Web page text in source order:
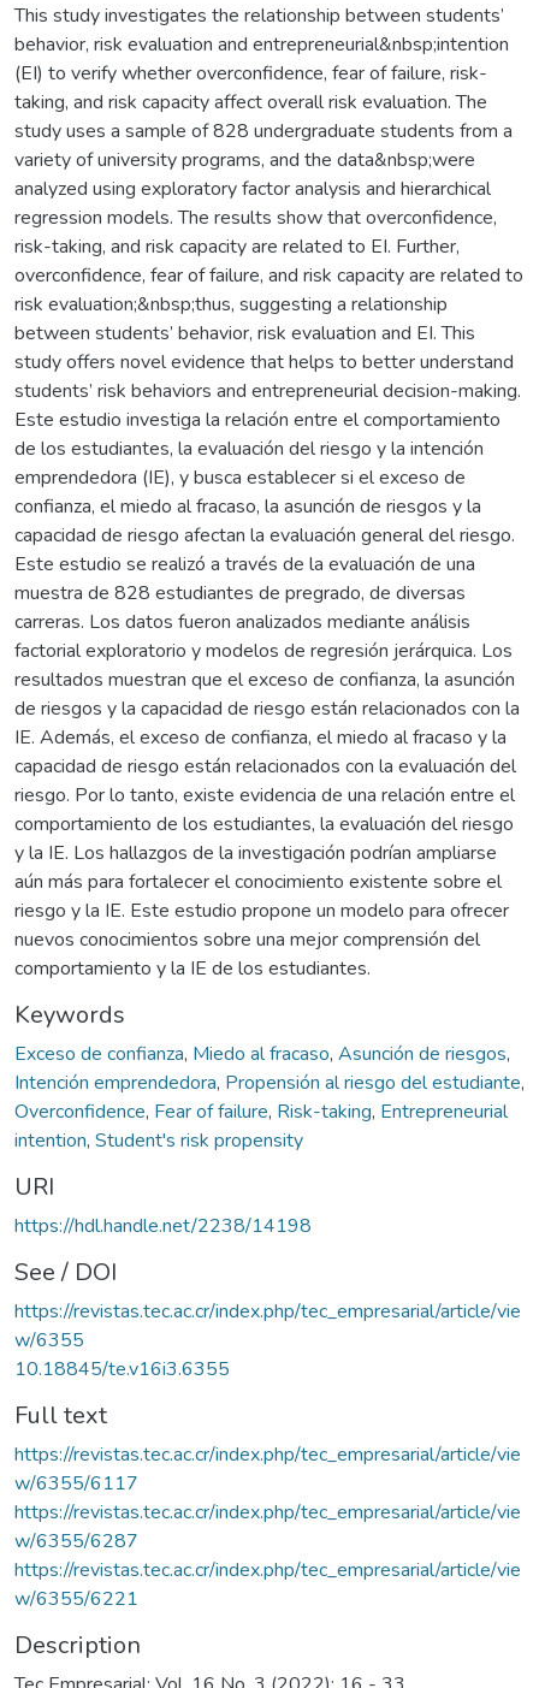
This study investigates the relationship between students’
behavior, risk evaluation and entrepreneurial&nbsp;intention
(EI) to verify whether overconfidence, fear of failure, risk-
taking, and risk capacity affect overall risk evaluation. The
study uses a sample of 828 undergraduate students from a
variety of university programs, and the data&nbsp;were
analyzed using exploratory factor analysis and hierarchical
regression models. The results show that overconfidence,
risk-taking, and risk capacity are related to EI. Further,
overconfidence, fear of failure, and risk capacity are related to
risk evaluation;&nbsp;thus, suggesting a relationship
between students’ behavior, risk evaluation and EI. This
study offers novel evidence that helps to better understand
students’ risk behaviors and entrepreneurial decision-making.
Este estudio investiga la relación entre el comportamiento
de los estudiantes, la evaluación del riesgo y la intención
emprendedora (IE), y busca establecer si el exceso de
confianza, el miedo al fracaso, la asunción de riesgos y la
capacidad de riesgo afectan la evaluación general del riesgo.
Este estudio se realizó a través de la evaluación de una
muestra de 828 estudiantes de pregrado, de diversas
carreras. Los datos fueron analizados mediante análisis
factorial exploratorio y modelos de regresión jerárquica. Los
resultados muestran que el exceso de confianza, la asunción
de riesgos y la capacidad de riesgo están relacionados con la
IE. Además, el exceso de confianza, el miedo al fracaso y la
capacidad de riesgo están relacionados con la evaluación del
riesgo. Por lo tanto, existe evidencia de una relación entre el
comportamiento de los estudiantes, la evaluación del riesgo
y la IE. Los hallazgos de la investigación podrían ampliarse
aún más para fortalecer el conocimiento existente sobre el
riesgo y la IE. Este estudio propone un modelo para ofrecer
nuevos conocimientos sobre una mejor comprensión del
comportamiento y la IE de los estudiantes.
Keywords
Exceso de confianza, Miedo al fracaso, Asunción de riesgos,
Intención emprendedora, Propensión al riesgo del estudiante,
Overconfidence, Fear of failure, Risk-taking, Entrepreneurial
intention, Student's risk propensity
URI
https://hdl.handle.net/2238/14198
See / DOI
https://revistas.tec.ac.cr/index.php/tec_empresarial/article/vie
w/6355
10.18845/te.v16i3.6355
Full text
https://revistas.tec.ac.cr/index.php/tec_empresarial/article/vie
w/6355/6117
https://revistas.tec.ac.cr/index.php/tec_empresarial/article/vie
w/6355/6287
https://revistas.tec.ac.cr/index.php/tec_empresarial/article/vie
w/6355/6221
Description